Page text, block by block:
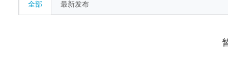
全部 最新发布